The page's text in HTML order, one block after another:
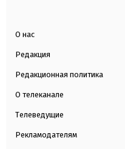
О нас
Редакция
Редакционная политика
О телеканале
Телеведущие
Рекламодателям